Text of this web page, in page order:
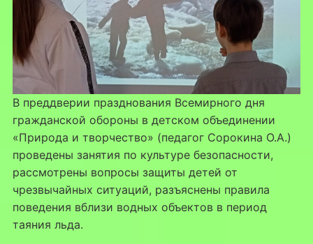
В преддверии празднования Всемирного дня
гражданской обороны в детском объединении
«Природа и творчество» (педагог Сорокина О.А.)
проведены занятия по культуре безопасности,
рассмотрены вопросы защиты детей от
чрезвычайных ситуаций, разъяснены правила
поведения вблизи водных объектов в период
таяния льда.